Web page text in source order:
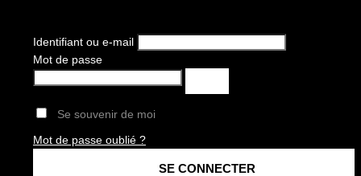
Identifiant ou e-mail
Mot de passe
Se souvenir de moi
Mot de passe oublié ?